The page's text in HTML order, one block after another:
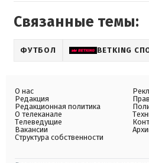
Связанные темы:
ФУТБОЛ BETKING
О нас
Редакция
Редакционная политика
О телеканале
Телеведущие
Вакансии
Структура собственности